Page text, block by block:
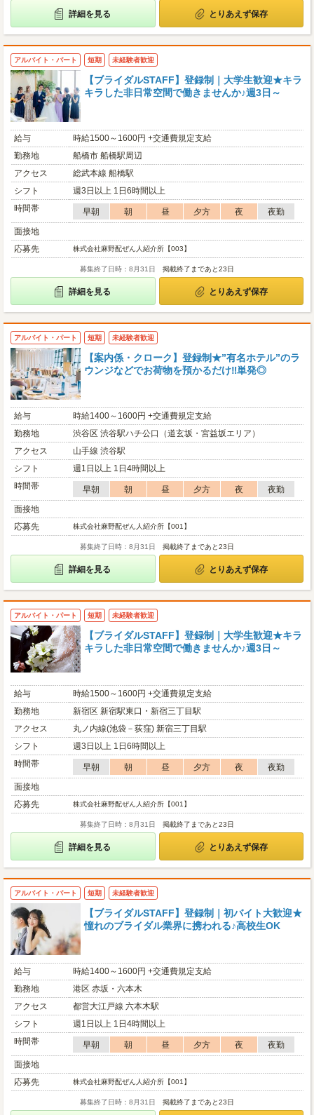
詳細を見る とりあえず保存
アルバイト・パート 短期 未経験者歓迎
【ブライダルSTAFF】登録制｜大学生歓迎★キラ
キラした非日常空間で働きませんか♪週3日～
給与
時給1500～1600円 +交通費規定支給
勤務地
船橋市 船橋駅周辺
アクセス
総武本線 船橋駅
シフト
週3日以上 1日6時間以上
時間帯
早朝 朝 昼 夕方 夜
夜勤
面接地
応募先
株式会社麻野配ぜん人紹介所【003】
募集終了日時：8月31日 掲載終了まであと23日
詳細を見る とりあえず保存
アルバイト・パート 短期 未経験者歓迎
【案内係・クローク】登録制★”有名ホテル”のラ
ウンジなどでお荷物を預かるだけ‼単発◎
給与
時給1400～1600円 +交通費規定支給
勤務地
渋谷区 渋谷駅ハチ公口（道玄坂・宮益坂エリア）
アクセス
山手線 渋谷駅
シフト
週1日以上 1日4時間以上
時間帯
早朝 朝 昼 夕方 夜
夜勤
面接地
応募先
株式会社麻野配ぜん人紹介所【001】
募集終了日時：8月31日 掲載終了まであと23日
詳細を見る とりあえず保存
アルバイト・パート 短期 未経験者歓迎
【ブライダルSTAFF】登録制｜大学生歓迎★キラ
キラした非日常空間で働きませんか♪週3日～
給与
時給1500～1600円 +交通費規定支給
勤務地
新宿区 新宿駅東口・新宿三丁目駅
アクセス
丸ノ内線(池袋－荻窪) 新宿三丁目駅
シフト
週3日以上 1日6時間以上
時間帯
早朝 朝 昼 夕方 夜
夜勤
面接地
応募先
株式会社麻野配ぜん人紹介所【001】
募集終了日時：8月31日 掲載終了まであと23日
詳細を見る とりあえず保存
アルバイト・パート 短期 未経験者歓迎
【ブライダルSTAFF】登録制｜初バイト大歓迎★
憧れのブライダル業界に携われる♪高校生OK
給与
時給1400～1600円 +交通費規定支給
勤務地
港区 赤坂・六本木
アクセス
都営大江戸線 六本木駅
シフト
週1日以上 1日4時間以上
時間帯
早朝 朝 昼 夕方 夜
夜勤
面接地
応募先
株式会社麻野配ぜん人紹介所【001】
募集終了日時：8月31日 掲載終了まであと23日